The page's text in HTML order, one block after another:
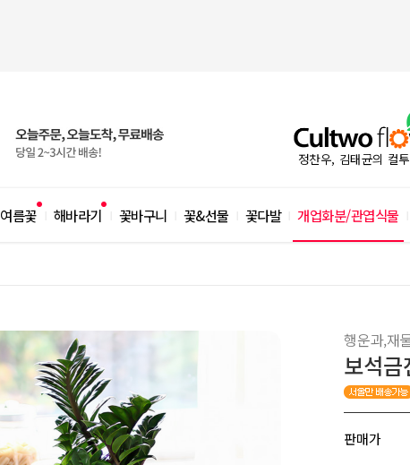
정찬우, 김태균의 컬
여름꽃 해바라기 꽃바구니 꽃&선물 꽃다발 개업화분/관엽식물
행운과,재
보석
판매가